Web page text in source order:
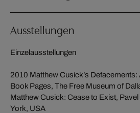
Ausstellungen
Einzelausstellungen
2010 Matthew Cusick’s Defacements:
Book Pages, The Free Museum of
Matthew Cusick: Cease to Exist,
York, USA